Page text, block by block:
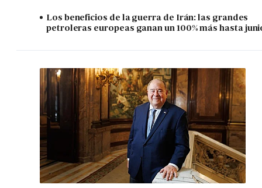
Los beneficios de la guerra de Irán: las grandes
petroleras europeas ganan un 100% más hasta